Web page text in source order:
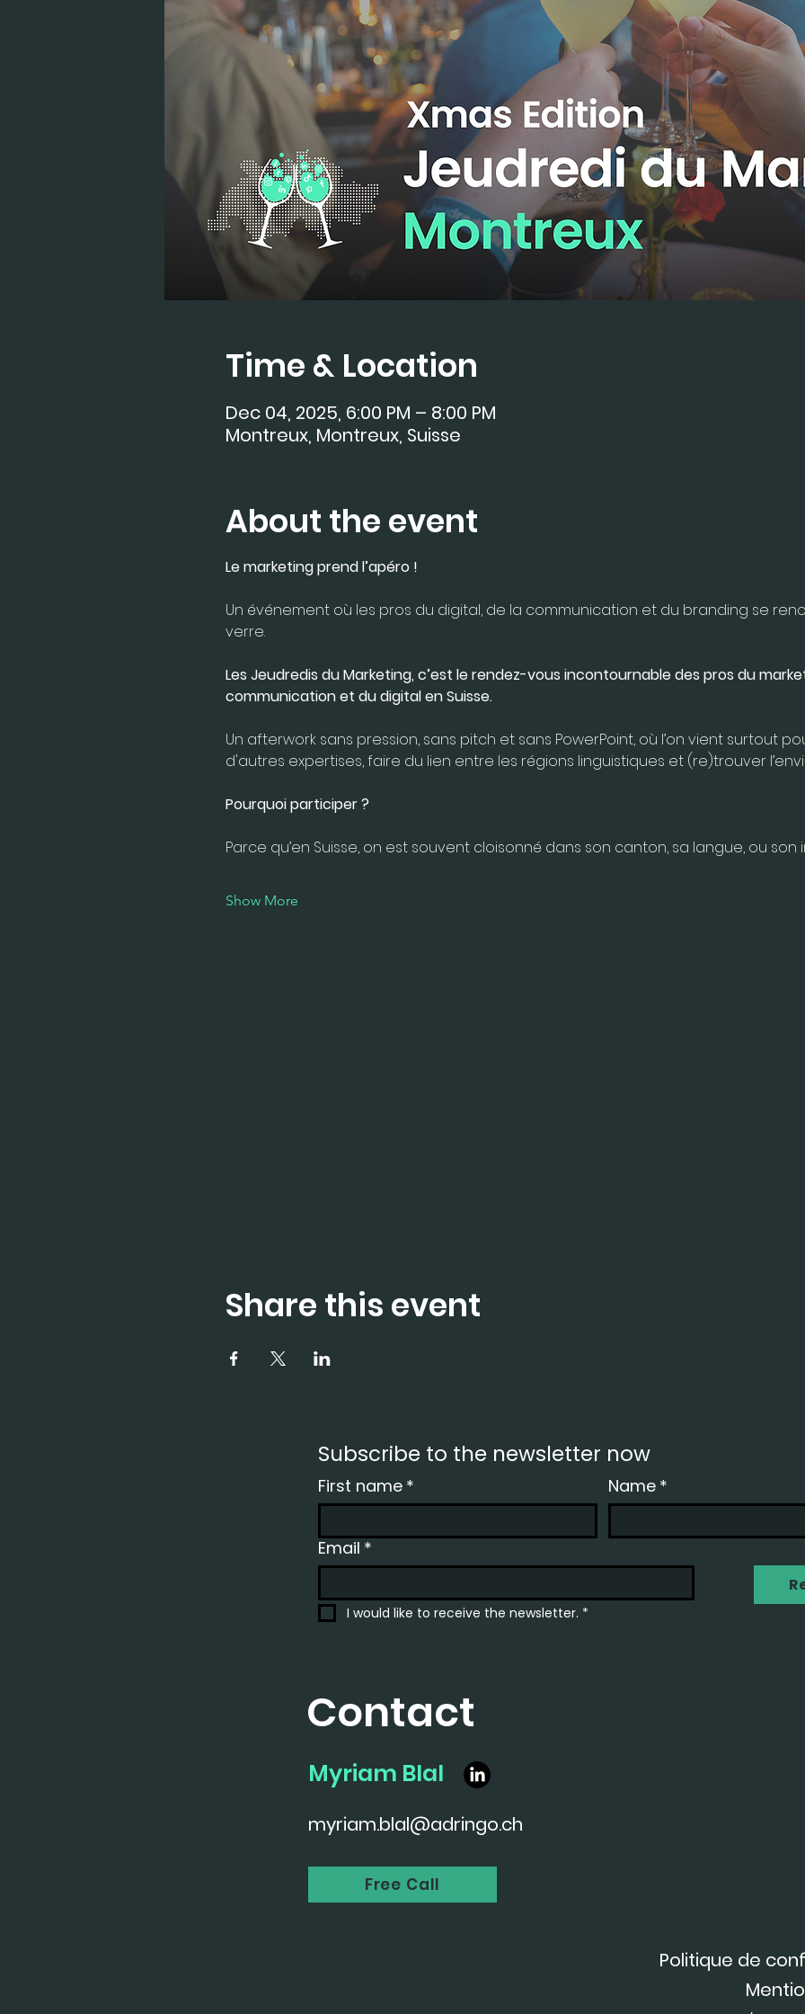
Time & Location
Dec 04, 2025, 6:00 PM – 8:00 PM
Montreux, Montreux, Suisse
About the event
Le marketing prend l’apéro !
Un événement où les pros du digital, de la communication et du branding se
verre.
Les Jeudredis du Marketing, c’est le rendez-vous incontournable des pros du
communication et du digital en Suisse.
Un afterwork sans pression, sans pitch et sans PowerPoint, où l’on vient surtout
d'autres expertises, faire du lien entre les régions linguistiques et (re)trouver
Pourquoi participer ?
Parce qu’en Suisse, on est souvent cloisonné dans son canton, sa langue, ou son
Show More
Share this event
Subscribe to the newsletter now
First name * Name *
Email *
I would like to receive the newsletter. *
Contact
Myriam Blal
myriam.blal@adringo.ch
Free Call
Politique de